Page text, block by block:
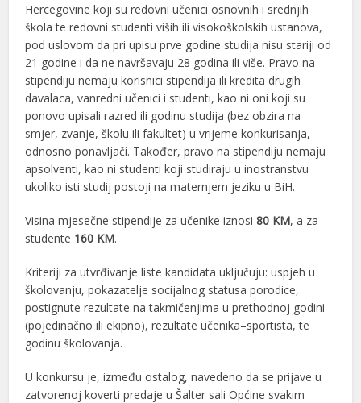
Hercegovine koji su redovni učenici osnovnih i srednjih
škola te redovni studenti viših ili visokoškolskih ustanova,
pod uslovom da pri upisu prve godine studija nisu stariji od
21 godine i da ne navršavaju 28 godina ili više. Pravo na
stipendiju nemaju korisnici stipendija ili kredita drugih
davalaca, vanredni učenici i studenti, kao ni oni koji su
ponovo upisali razred ili godinu studija (bez obzira na
smjer, zvanje, školu ili fakultet) u vrijeme konkurisanja,
odnosno ponavljači. Također, pravo na stipendiju nemaju
apsolventi, kao ni studenti koji studiraju u inostranstvu
ukoliko isti studij postoji na maternjem jeziku u BiH.
Visina mjesečne stipendije za učenike iznosi 80 KM, a za
studente 160 KM.
Kriteriji za utvrđivanje liste kandidata uključuju: uspjeh u
školovanju, pokazatelje socijalnog statusa porodice,
postignute rezultate na takmičenjima u prethodnoj godini
(pojedinačno ili ekipno), rezultate učenika–sportista, te
godinu školovanja.
U konkursu je, između ostalog, navedeno da se prijave u
zatvorenoj koverti predaje u Šalter sali Općine svakim